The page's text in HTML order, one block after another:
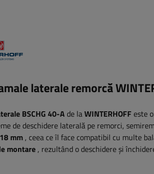
laterale remorcă
BSCHG 40-A de laWINTERHOFF este
de deschidere laterală pe remorci,
mm , ceea ce îl face compatibil cu multe
montare , rezultând o deschidere și